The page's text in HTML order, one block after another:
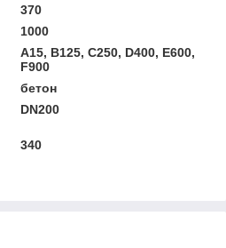
370
1000
A15, B125, C250, D400, E600,
F900
бетон
DN200
340